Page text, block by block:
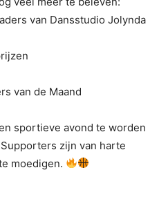
van Dansstudio Jolynda
van de Maand
sportieve avond te worden
zijn van harte
moedigen.